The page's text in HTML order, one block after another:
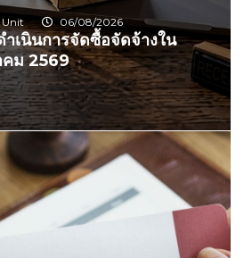
Unit 06/08/2026
เนินการจัดซื้อจัดจ้างใน
คม 2569